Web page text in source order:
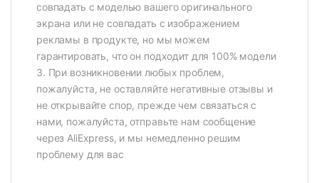
совпадать с моделью вашего оригинального
экрана или не совпадать с изображением
рекламы в продукте, но мы можем
гарантировать, что он подходит для 100% модели
3. При возникновении любых проблем,
пожалуйста, не оставляйте негативные отзывы и
не открывайте спор, прежде чем связаться с
нами, пожалуйста, отправьте нам сообщение
через AliExpress, и мы немедленно решим
проблему для вас